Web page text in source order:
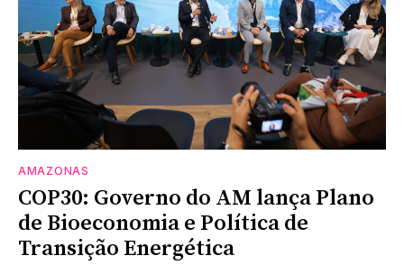
AMAZONAS
COP30: Governo do AM lança Plano
de Bioeconomia e Política de
Transição Energética